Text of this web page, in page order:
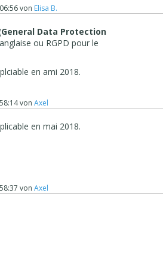
von Elisa B.
General Data Protection
ou RGPD pour le
en ami 2018.
von Axel
en mai 2018.
von Axel